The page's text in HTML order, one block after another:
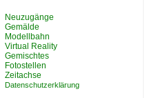
Neuzugänge
Gemälde
Modellbahn
Virtual Reality
Gemischtes
Fotostellen
Zeitachse
Datenschutzerklärung